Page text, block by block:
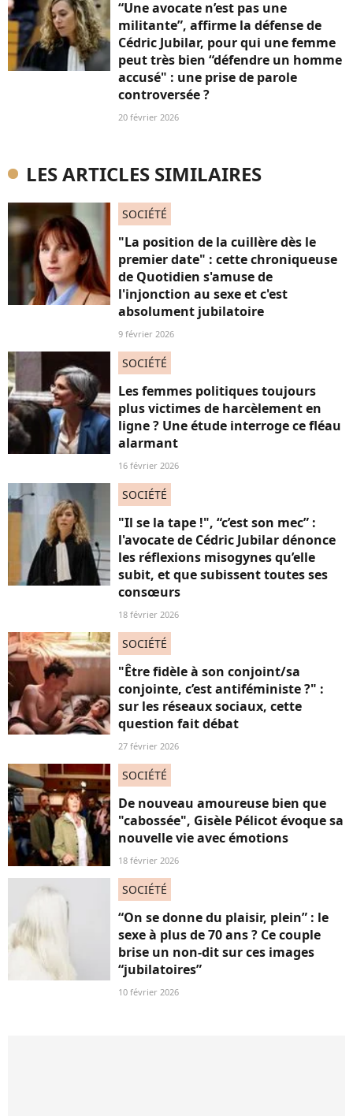
“Une avocate n’est pas une
militante”, affirme la défense de
Cédric Jubilar, pour qui une femme
peut très bien “défendre un homme
accusé" : une prise de parole
controversée ?
20 février 2026
LES ARTICLES SIMILAIRES
SOCIÉTÉ
"La position de la cuillère dès le
premier date" : cette chroniqueuse
de Quotidien s'amuse de
l'injonction au sexe et c'est
absolument jubilatoire
9 février 2026
SOCIÉTÉ
Les femmes politiques toujours
plus victimes de harcèlement en
ligne ? Une étude interroge ce fléau
alarmant
16 février 2026
SOCIÉTÉ
"Il se la tape !", “c’est son mec” :
l'avocate de Cédric Jubilar dénonce
les réflexions misogynes qu’elle
subit, et que subissent toutes ses
consœurs
18 février 2026
SOCIÉTÉ
"Être fidèle à son conjoint/sa
conjointe, c’est antiféministe ?" :
sur les réseaux sociaux, cette
question fait débat
27 février 2026
SOCIÉTÉ
De nouveau amoureuse bien que
"cabossée", Gisèle Pélicot évoque sa
nouvelle vie avec émotions
18 février 2026
SOCIÉTÉ
“On se donne du plaisir, plein” : le
sexe à plus de 70 ans ? Ce couple
brise un non-dit sur ces images
“jubilatoires”
10 février 2026